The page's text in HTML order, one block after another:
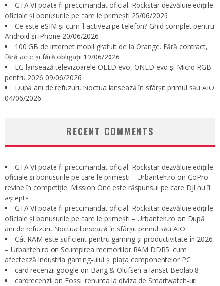
GTA VI poate fi precomandat oficial. Rockstar dezvăluie edițiile
oficiale și bonusurile pe care le primești 25/06/2026
Ce este eSIM și cum îl activezi pe telefon? Ghid complet pentru
Android și iPhone 20/06/2026
100 GB de internet mobil gratuit de la Orange. Fără contract,
fără acte și fără obligații 19/06/2026
LG lansează televizoarele OLED evo, QNED evo și Micro RGB
pentru 2026 09/06/2026
După ani de refuzuri, Noctua lansează în sfârșit primul său AIO
04/06/2026
RECENT COMMENTS
GTA VI poate fi precomandat oficial. Rockstar dezvăluie edițiile
oficiale și bonusurile pe care le primești – Urbanteh.ro on GoPro
revine în competiție: Mission One este răspunsul pe care DJI nu îl
aștepta
GTA VI poate fi precomandat oficial. Rockstar dezvăluie edițiile
oficiale și bonusurile pe care le primești – Urbanteh.ro on După
ani de refuzuri, Noctua lansează în sfârșit primul său AIO
Cât RAM este suficient pentru gaming și productivitate în 2026
– Urbanteh.ro on Scumpirea memoriilor RAM DDR5: cum
afectează industria gaming-ului și piața componentelor PC
card recenzii google on Bang & Olufsen a lansat Beolab 8
cardrecenzii on Fossil renunta la diviza de Smartwatch-uri